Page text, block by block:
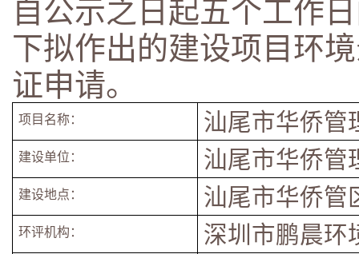
自公示之日起五个工作
下拟作出的建设项目环
证申请。
项目名称： 汕尾市华侨管
建设单位： 汕尾市华侨管
建设地点： 汕尾市华侨管
环评机构： 深圳市鹏晨环